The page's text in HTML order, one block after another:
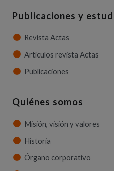
Publicaciones y
Revista Actas
Artículos revista Actas
Publicaciones
Quiénes somos
Misión, visión y valores
Historia
Órgano corporativo